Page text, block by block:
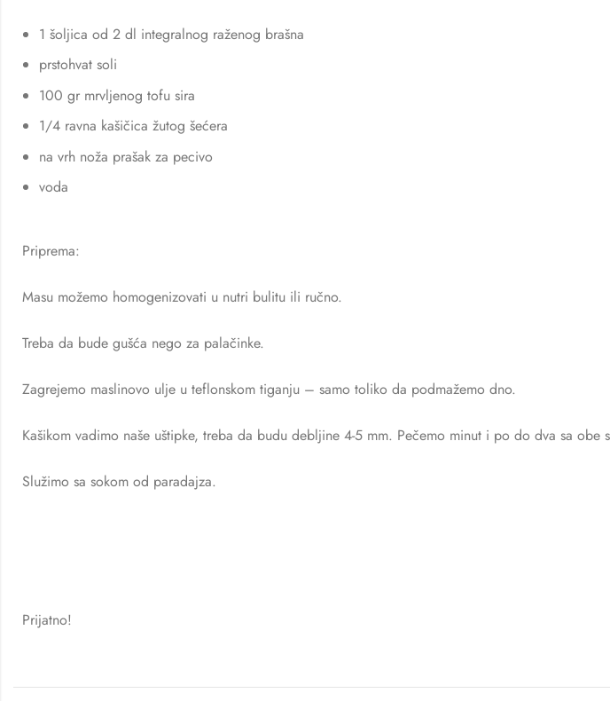
1 šoljica od 2 dl integralnog raženog brašna
prstohvat soli
100 gr mrvljenog tofu sira
1/4 ravna kašičica žutog šećera
na vrh noža prašak za pecivo
voda
Priprema:
Masu možemo homogenizovati u nutri bulitu ili ručno.
Treba da bude gušća nego za palačinke.
Zagrejemo maslinovo ulje u teflonskom tiganju – samo toliko da podmažemo dno.
Kašikom vadimo naše uštipke, treba da budu debljine 4-5 mm. Pečemo minut i po do dva sa obe
Služimo sa sokom od paradajza.
Prijatno!